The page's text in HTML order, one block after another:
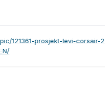
121361-prosjekt-levi-corsair-